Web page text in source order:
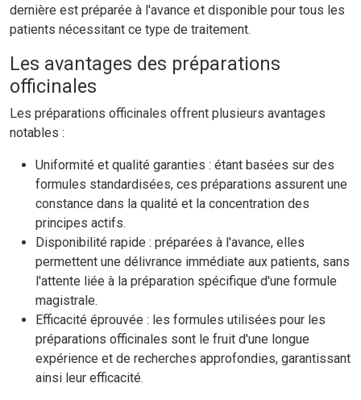
dernière est préparée à l'avance et disponible pour tous les
patients nécessitant ce type de traitement.
Les avantages des préparations
officinales
Les préparations officinales offrent plusieurs avantages
notables :
Uniformité et qualité garanties : étant basées sur des
formules standardisées, ces préparations assurent une
constance dans la qualité et la concentration des
principes actifs.
Disponibilité rapide : préparées à l'avance, elles
permettent une délivrance immédiate aux patients, sans
l'attente liée à la préparation spécifique d'une formule
magistrale.
Efficacité éprouvée : les formules utilisées pour les
préparations officinales sont le fruit d'une longue
expérience et de recherches approfondies, garantissant
ainsi leur efficacité.